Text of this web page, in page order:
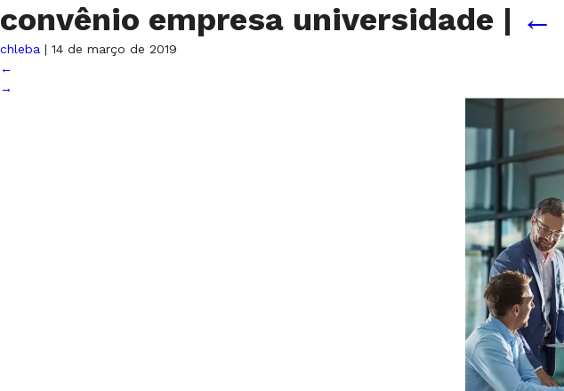
convênio empresa universidade | ←
chleba | 14 de março de 2019
←
→